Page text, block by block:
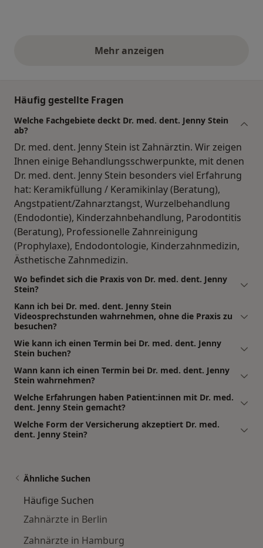
Mehr anzeigenobige Stellungnahmen
Häufig gestellte Fragen
Welche Fachgebiete deckt Dr. med. dent. Jenny Stein
ab?
Dr. med. dent. Jenny Stein ist Zahnärztin. Wir zeigen
Ihnen einige Behandlungsschwerpunkte, mit denen
Dr. med. dent. Jenny Stein besonders viel Erfahrung
hat: Keramikfüllung / Keramikinlay (Beratung),
Angstpatient/Zahnarztangst, Wurzelbehandlung
(Endodontie), Kinderzahnbehandlung, Parodontitis
(Beratung), Professionelle Zahnreinigung
(Prophylaxe), Endodontologie, Kinderzahnmedizin,
Ästhetische Zahnmedizin.
Wo befindet sich die Praxis von Dr. med. dent. Jenny
Stein?
Kann ich bei Dr. med. dent. Jenny Stein
Videosprechstunden wahrnehmen, ohne die Praxis zu
besuchen?
Wie kann ich einen Termin bei Dr. med. dent. Jenny
Stein buchen?
Wann kann ich einen Termin bei Dr. med. dent. Jenny
Stein wahrnehmen?
Welche Erfahrungen haben Patient:innen mit Dr. med.
dent. Jenny Stein gemacht?
Welche Form der Versicherung akzeptiert Dr. med.
dent. Jenny Stein?
Ähnliche Suchen
Häufige Suchen
Zahnärzte in Berlin
Zahnärzte in Hamburg